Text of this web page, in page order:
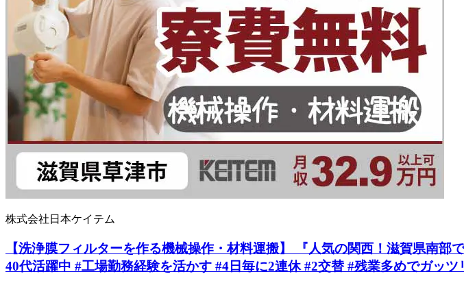
株式会社日本ケイテム
【洗浄膜フィルターを作る機械操作・材料運搬】 『人気の関西！滋賀県南
40代活躍中 #工場勤務経験を活かす #4日毎に2連休 #2交替 #残業多めでガッツ